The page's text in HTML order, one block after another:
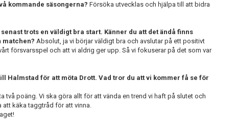
kommande säsongerna? Försöka utvecklas och hjälpa till att bidra
trots en väldigt bra start. Känner du att det ändå finns
matchen? Absolut, ja vi börjar väldigt bra och avslutar på ett positivt
försvarsspel och att vi aldrig ger upp. Så vi fokuserar på det som var
Halmstad för att möta Drott. Vad tror du att vi kommer få se för
två poäng. Vi ska göra allt för att vända en trend vi haft på slutet och
att käka taggtråd för att vinna.